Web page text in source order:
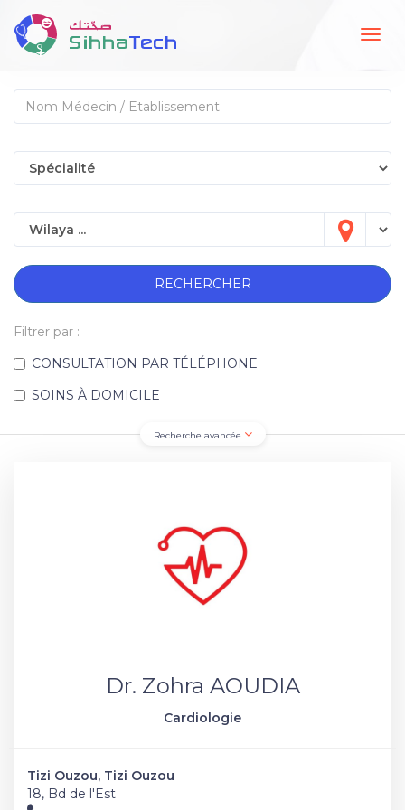
RECHERCHER
Filtrer par :
CONSULTATION PAR TÉLÉPHONE
SOINS À DOMICILE
Recherche avancée
Dr. Zohra AOUDIA
Cardiologie
Tizi Ouzou, Tizi Ouzou
18, Bd de l'Est